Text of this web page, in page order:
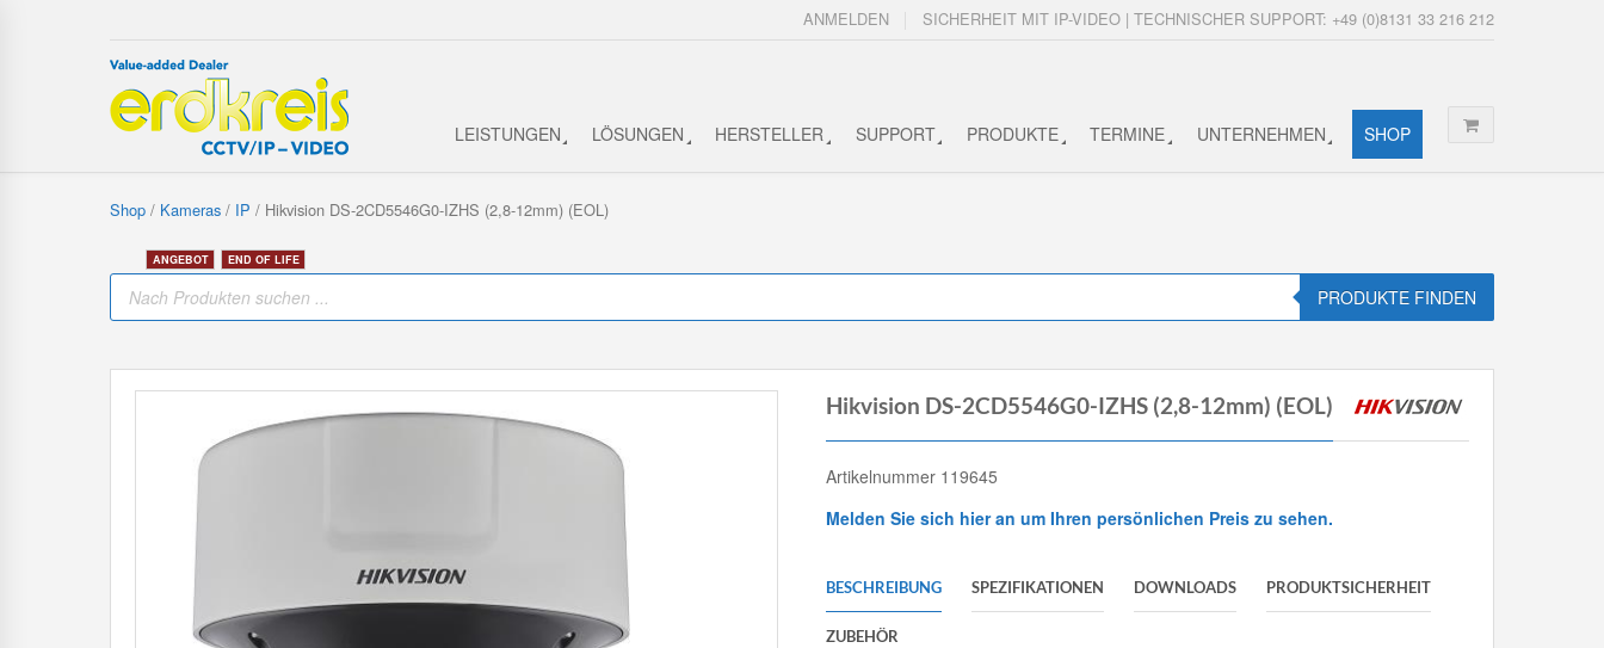
SICHERHEIT MIT IP-VIDEO | TECHNISCHER SUPPORT: +49 (0)8131 33 216 212
ANMELDEN
LEISTUNGEN LÖSUNGEN HERSTELLER SUPPORT PRODUKTE TERMINE UNTERNEHMEN SHOP
Shop / Kameras / IP / Hikvision DS-2CD5546G0-IZHS (2,8-12mm) (EOL)
P
o
PRODUKTE FINDEN
Hikvision DS-2CD5546G0-IZHS (2,8-12mm) (EOL)
Artikelnummer 119645
Melden Sie sich hier an um Ihren persönlichen Preis zu sehen.
BESCHREIBUNG SPEZIFIKATIONEN DOWNLOADS PRODUKTSICHERHEIT
ZUBEHÖR